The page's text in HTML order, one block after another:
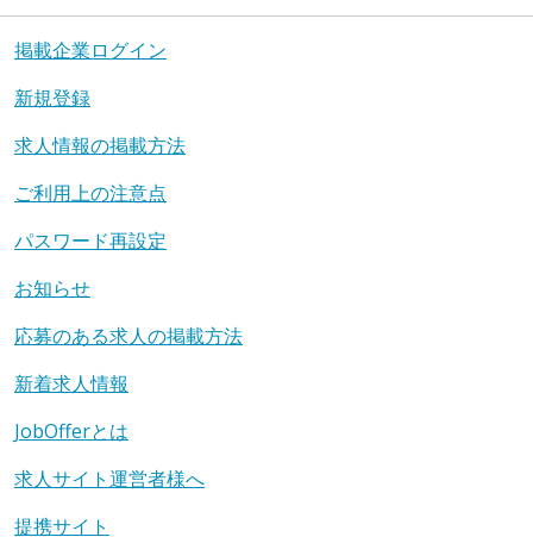
掲載企業ログイン
新規登録
求人情報の掲載方法
ご利用上の注意点
パスワード再設定
お知らせ
応募のある求人の掲載方法
新着求人情報
JobOfferとは
求人サイト運営者様へ
提携サイト